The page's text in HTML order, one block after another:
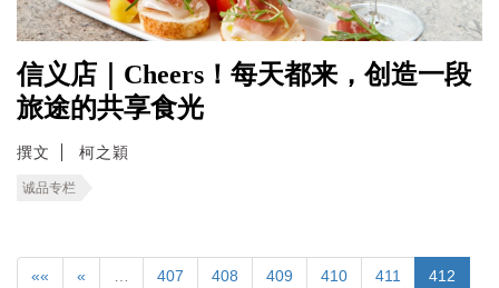
信义店｜Cheers！每天都来，创造一段
旅途的共享食光
撰文 柯之穎
诚品专栏
«« « 407 408 409 410 411 412